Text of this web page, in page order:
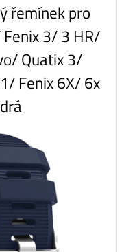
řemínek pro
3/ 3 HR/
Quatix 3/
Fenix 6X/ 6x